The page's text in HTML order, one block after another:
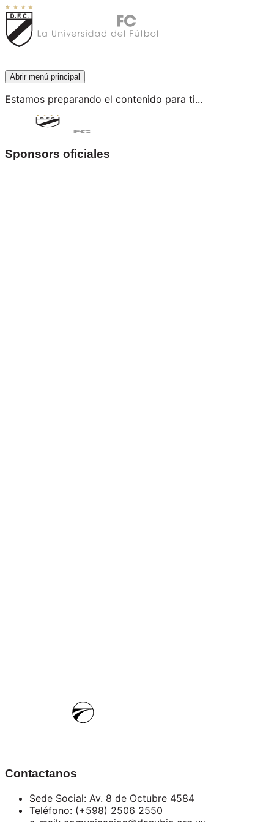
Abrir menú principal
Estamos preparando el contenido para ti...
Sponsors oficiales
Contactanos
Sede Social: Av. 8 de Octubre 4584
Teléfono: (+598) 2506 2550